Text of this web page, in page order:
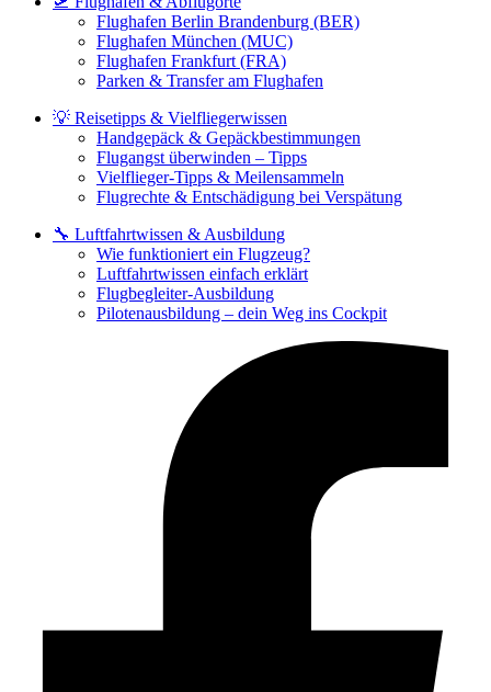
Flughafen Berlin Brandenburg (BER)
Flughafen München (MUC)
Flughafen Frankfurt (FRA)
Parken & Transfer am Flughafen
💡 Reisetipps & Vielfliegerwissen
Handgepäck & Gepäckbestimmungen
Flugangst überwinden – Tipps
Vielflieger-Tipps & Meilensammeln
Flugrechte & Entschädigung bei Verspätung
🔧 Luftfahrtwissen & Ausbildung
Wie funktioniert ein Flugzeug?
Luftfahrtwissen einfach erklärt
Flugbegleiter-Ausbildung
Pilotenausbildung – dein Weg ins Cockpit